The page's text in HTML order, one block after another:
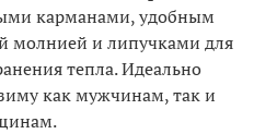
карманами, удобным
молнией и липучками для
тепла. Идеально
как мужчинам, так и